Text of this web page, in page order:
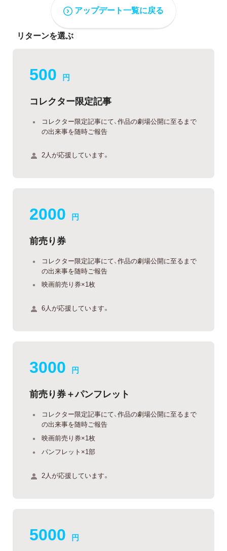
アップデート一覧に戻る
リターンを選ぶ
500 円
コレクター限定記事
コレクター限定記事にて、作品の劇場公開に至るまで
の出来事を随時ご報告
2人が応援しています。
2000 円
前売り券
コレクター限定記事にて、作品の劇場公開に至るまで
の出来事を随時ご報告
映画前売り券×1枚
6人が応援しています。
3000 円
前売り券＋パンフレット
コレクター限定記事にて、作品の劇場公開に至るまで
の出来事を随時ご報告
映画前売り券×1枚
パンフレット×1部
2人が応援しています。
5000 円